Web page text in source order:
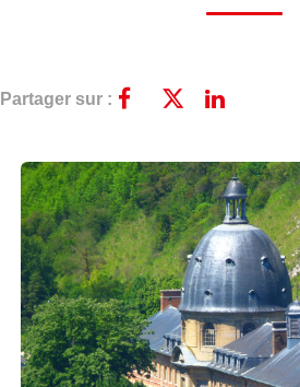
ESTIMER
Demander Une Estimation
NOTRE
Qui Sommes-
Notre Équipe
Nous
Nos
Nos
Partager sur :